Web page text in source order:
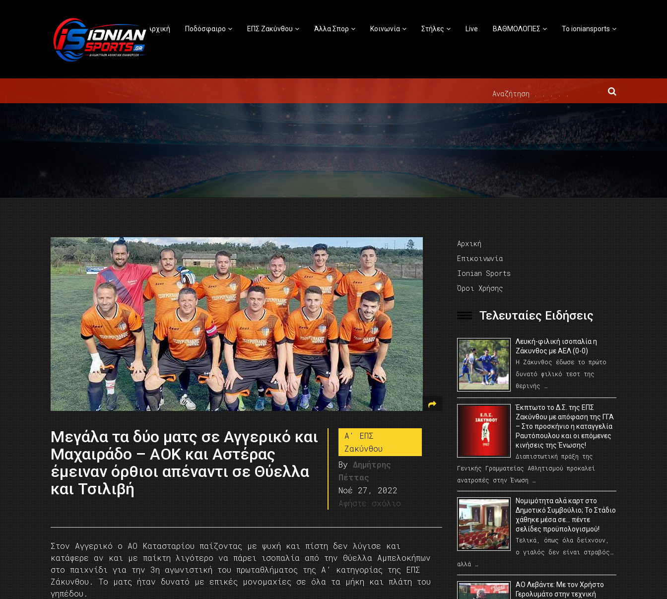
Αρχική Ποδόσφαιρο ΕΠΣ Ζακύνθου Άλλα Σπορ Κοινωνία Στήλες Live ΒΑΘΜΟΛΟΓΙΕΣ Το ioniansports
Μεγάλα τα δύο ματς σε Αγγερικό και
Μαχαιράδο – ΑΟΚ και Αστέρας
έμειναν όρθιοι απέναντι σε Θύελλα
και Τσιλιβή
A' ΕΠΣ
Ζακύνθου
By Δημήτρης
Πέττας
Νοέ 27, 2022
Αφήστε σχόλιο
Στον Αγγερικό ο ΑΟ Κατασταρίου παίζοντας με ψυχή και πίστη δεν λύγισε και
κατάφερε αν και με παίκτη λιγότερο να πάρει ισοπαλία από την Θύελλα Αμπελοκήπων
στο παιχνίδι για την 3η αγωνιστική του πρωταθλήματος της Α’ κατηγορίας της ΕΠΣ
Ζάκυνθου. Το ματς ήταν δυνατό με επικές μονομαχίες σε όλα τα μήκη και πλάτη του
γηπέδου.
Αρχική
Επικοινωνία
Ionian Sports
Όροι Χρήσης
Τελευταίες Ειδήσεις
Λευκή-φιλική ισοπαλία η
Ζάκυνθος με ΑΕΛ (0-0)
Η Ζάκυνθος έδωσε το πρώτο
δυνατό φιλικό τεστ της
θερινής …
Έκπτωτο το Δ.Σ. της ΕΠΣ
Ζακύνθου με απόφαση της ΓΓΑ
– Στο προσκήνιο η καταγγελία
Ραυτόπουλου και οι επόμενες
κινήσεις της Ένωσης!
Διαπιστωτική πράξη της
Γενικής Γραμματείας Αθλητισμού προκαλεί
ανατροπές στην Ένωση …
Νομιμότητα αλά καρτ στο
Δημοτικό Συμβούλιο; Το Στάδιο
χάθηκε μέσα σε… πέντε
σελίδες προϋπολογισμού!
Τελικά, όπως όλα δείχνουν,
ο γιαλός δεν είναι στραβός…
αλλά …
ΑΟ Λεβάντε: Με τον Χρήστο
Γερολυμάτο στην τεχνική